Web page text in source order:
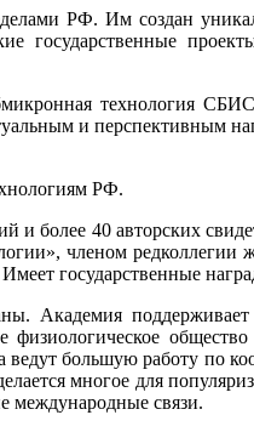
РФ. Им создан
государственные
технология
и перспективным
РФ.
более 40 авторских
членом редколлегии
государственные
Академия
физиологическое
ведут большую работу по
многое для
международные связи.